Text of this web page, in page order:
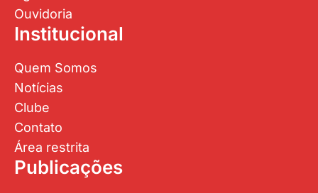
Ouvidoria
Institucional
Quem Somos
Notícias
Clube
Contato
Área restrita
Publicações